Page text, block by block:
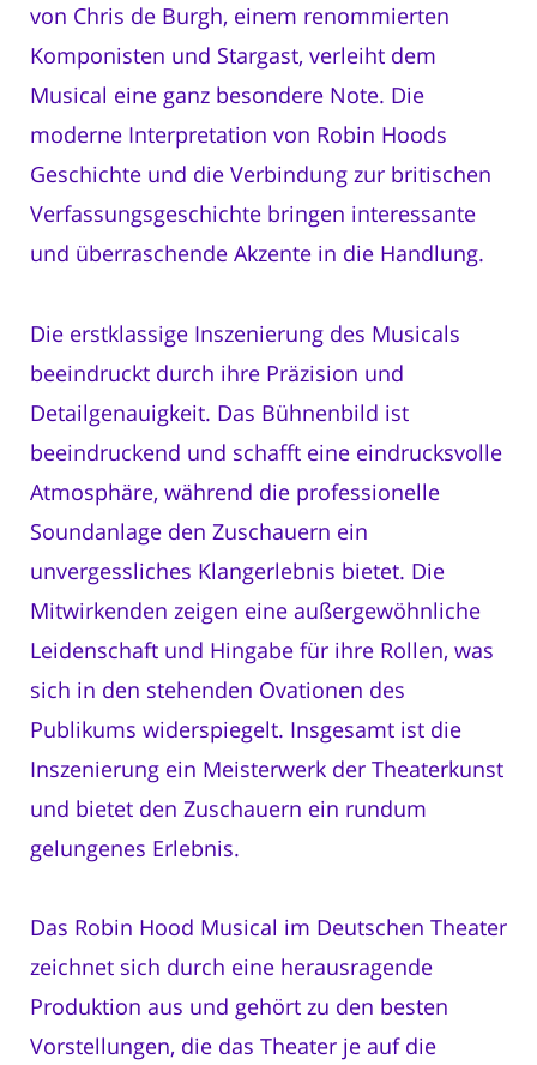
von Chris de Burgh, einem renommierten
Komponisten und Stargast, verleiht dem
Musical eine ganz besondere Note. Die
moderne Interpretation von Robin Hoods
Geschichte und die Verbindung zur britischen
Verfassungsgeschichte bringen interessante
und überraschende Akzente in die Handlung.
Die erstklassige Inszenierung des Musicals
beeindruckt durch ihre Präzision und
Detailgenauigkeit. Das Bühnenbild ist
beeindruckend und schafft eine eindrucksvolle
Atmosphäre, während die professionelle
Soundanlage den Zuschauern ein
unvergessliches Klangerlebnis bietet. Die
Mitwirkenden zeigen eine außergewöhnliche
Leidenschaft und Hingabe für ihre Rollen, was
sich in den stehenden Ovationen des
Publikums widerspiegelt. Insgesamt ist die
Inszenierung ein Meisterwerk der Theaterkunst
und bietet den Zuschauern ein rundum
gelungenes Erlebnis.
Das Robin Hood Musical im Deutschen Theater
zeichnet sich durch eine herausragende
Produktion aus und gehört zu den besten
Vorstellungen, die das Theater je auf die